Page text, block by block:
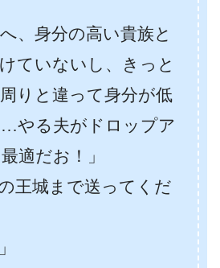
、身分の高い貴族と
ていないし、きっと
りと違って身分が低
やる夫がドロップア
適だお！」
王城まで送ってくだ